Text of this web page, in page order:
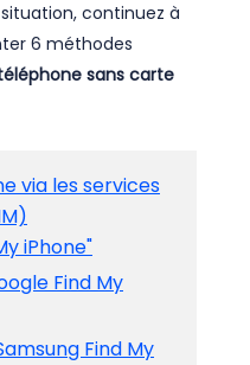
continuez à
6 méthodes
sans carte
via les services
iPhone"
Find My
Find My